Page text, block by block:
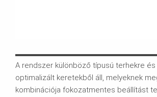
A rendszer különböző típusú terhekre és
optimalizált keretekből áll, melyeknek
kombinációja fokozatmentes beállítást